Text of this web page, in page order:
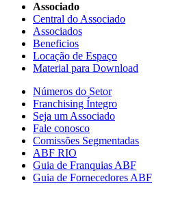
Associado
Central do Associado
Associados
Beneficios
Locação de Espaço
Material para Download
Números do Setor
Franchising Íntegro
Seja um Associado
Fale conosco
Comissões Segmentadas
ABF RIO
Guia de Franquias ABF
Guia de Fornecedores ABF